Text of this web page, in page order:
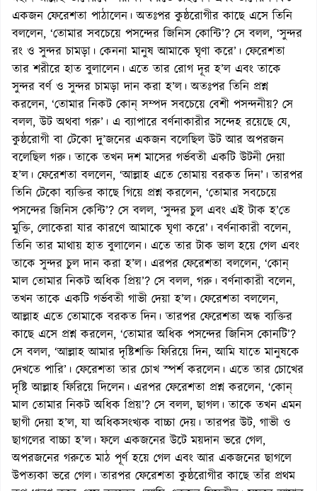
একজন ফেরেশতা পাঠালেন। অতঃপর কুষ্ঠরোগীর কাছে এসে তিনি
বললেন, ‘তোমার সবচেয়ে পসন্দের জিনিস কোন্টি’? সে বলল, ‘সুন্দর
রং ও সুন্দর চামড়া। কেননা মানুষ আমাকে ঘৃণা করে’। ফেরেশতা
তার শরীরে হাত বুলালেন। এতে তার রোগ দূর হ’ল এবং তাকে
সুন্দর বর্ণ ও সুন্দর চামড়া দান করা হ’ল। অতঃপর তিনি প্রশ্ন
করলেন, ‘তোমার নিকট কোন্ সম্পদ সবচেয়ে বেশী পসন্দনীয়? সে
বলল, উট অথবা গরু’। এ ব্যাপারে বর্ণনাকারীর সন্দেহ রয়েছে যে,
কুষ্ঠরোগী বা টেকো দু’জনের একজন বলেছিল উট আর অপরজন
বলেছিল গরু। তাকে তখন দশ মাসের গর্ভবতী একটি উটনী দেয়া
হ’ল। ফেরেশতা বললেন, ‘আল্লাহ এতে তোমায় বরকত দিন’। তারপর
তিনি টেকো ব্যক্তির কাছে গিয়ে প্রশ্ন করলেন, ‘তোমার সবচেয়ে
পসন্দের জিনিস কেন্টি’? সে বলল, ‘সুন্দর চুল এবং এই টাক হ’তে
মুক্তি, লোকেরা যার কারণে আমাকে ঘৃণা করে’। বর্ণনাকারী বলেন,
তিনি তার মাথায় হাত বুলালেন। এতে তার টাক ভাল হয়ে গেল এবং
তাকে সুন্দর চুল দান করা হ’ল। এরপর ফেরেশতা বললেন, ‘কোন্
মাল তোমার নিকট অধিক প্রিয়’? সে বলল, গরু। বর্ণনাকারী বলেন,
তখন তাকে একটি গর্ভবতী গাভী দেয়া হ’ল। ফেরেশতা বললেন,
আল্লাহ এতে তোমাকে বরকত দিন। তারপর ফেরেশতা অন্ধ ব্যক্তির
কাছে এসে প্রশ্ন করলেন, ‘তোমার অধিক পসন্দের জিনিস কোনটি’?
সে বলল, ‘আল্লাহ আমার দৃষ্টিশক্তি ফিরিয়ে দিন, আমি যাতে মানুষকে
দেখতে পারি’। ফেরেশতা তার চোখ স্পর্শ করলেন। এতে তার চোখের
দৃষ্টি আল্লাহ ফিরিয়ে দিলেন। এরপর ফেরেশতা প্রশ্ন করলেন, ‘কোন্
মাল তোমার নিকট অধিক প্রিয়’? সে বলল, ছাগল। তাকে তখন এমন
ছাগী দেয়া হ’ল, যা অধিকসংখ্যক বাচ্চা দেয়। তারপর উট, গাভী ও
ছাগলের বাচ্চা হ’ল। ফলে একজনের উটে ময়দান ভরে গেল,
অপরজনের গরুতে মাঠ পূর্ণ হয়ে গেল এবং আর একজনের ছাগলে
উপত্যকা ভরে গেল। তারপর ফেরেশতা কুষ্ঠরোগীর কাছে তাঁর প্রথম